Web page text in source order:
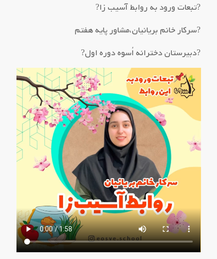
?تبعات ورود به روابط آسیب زا?
?سرکار خانم بریانیان،مشاور پایه هفتم
?دبیرستان دخترانه اُسوه دوره اول?